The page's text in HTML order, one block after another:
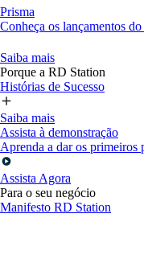
Prisma
Conheça os lançamentos
Saiba mais
Porque a RD Station
Histórias de Sucesso
Saiba mais
Assista à demonstração
Aprenda a dar os primeiros
Assista Agora
Para o seu negócio
Manifesto RD Station